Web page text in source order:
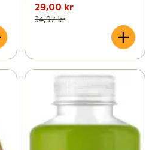
29,00 kr
34,97 kr